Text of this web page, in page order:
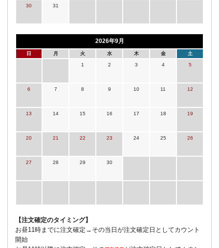
30 31
2026年9月
日 月 火 水 木 金 土
1 2 3 4 5
6 7 8 9 10 11 12
13 14 15 16 17 18 19
20 21 22 23 24 25 26
27 28 29 30
【注文確定のタイミング】
お昼11時までに注文確定→その当日が注文確定日としてカウント
開始